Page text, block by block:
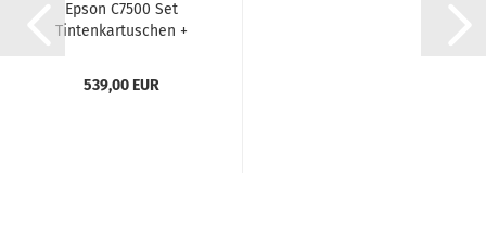
Epson C7500 Set
Tintenkartuschen +
539,00 EUR